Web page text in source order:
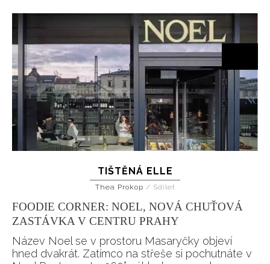
TIŠTĚNÁ ELLE
Thea Prokop / Sdílet
FOODIE CORNER: NOEL, NOVÁ CHUŤOVÁ
ZASTÁVKA V CENTRU PRAHY
Název Noel se v prostoru Masaryčky objeví
hned dvakrát. Zatímco na střeše si pochutnáte v